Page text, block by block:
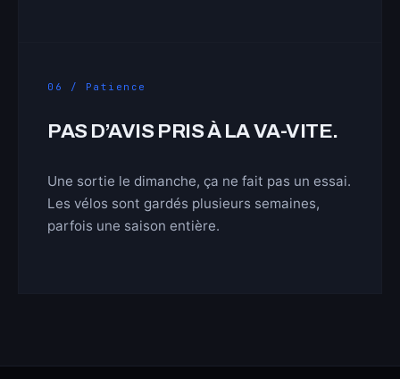
06 / Patience
PAS D’AVIS PRIS À LA VA-VITE.
Une sortie le dimanche, ça ne fait pas un essai.
Les vélos sont gardés plusieurs semaines,
parfois une saison entière.